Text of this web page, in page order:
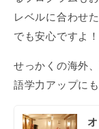
レベルに合わせ
でも安心ですよ！
せっかくの海外、
語学力アップに